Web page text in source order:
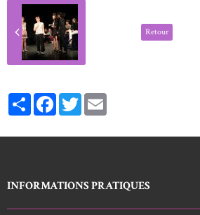
Retour
PartagerFacebookTwitter
INFORMATIONS PRATIQUES